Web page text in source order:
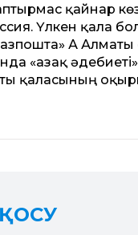
қайнар
Үлкен қала
АҚ
«Қазақ
қаласының
ҚОСУ